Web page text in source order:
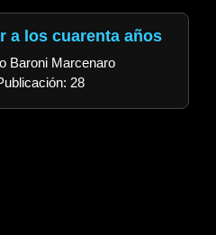
a los cuarenta años
Baroni Marcenaro
28